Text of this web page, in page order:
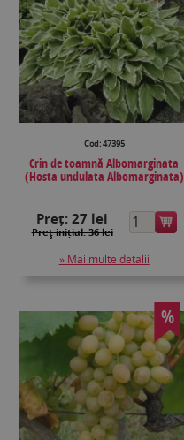
Cod: 47395
Crin de toamnă Albomarginata
(Hosta undulata Albomarginata)
Preț:27 lei
Preţ inițial: 36 lei
» Mai multe detalii
%